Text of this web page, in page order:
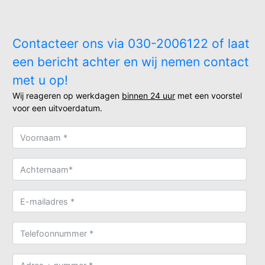
Contacteer ons via 030-2006122 of laat
een bericht achter en wij nemen contact
met u op!
Wij reageren op werkdagen binnen 24 uur met een voorstel
voor een uitvoerdatum.